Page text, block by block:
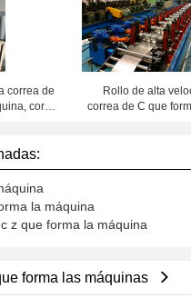
correa de
corte
Rollo de alta
correa de C que
la máquina
z que forma la máquina
forma las máquinas